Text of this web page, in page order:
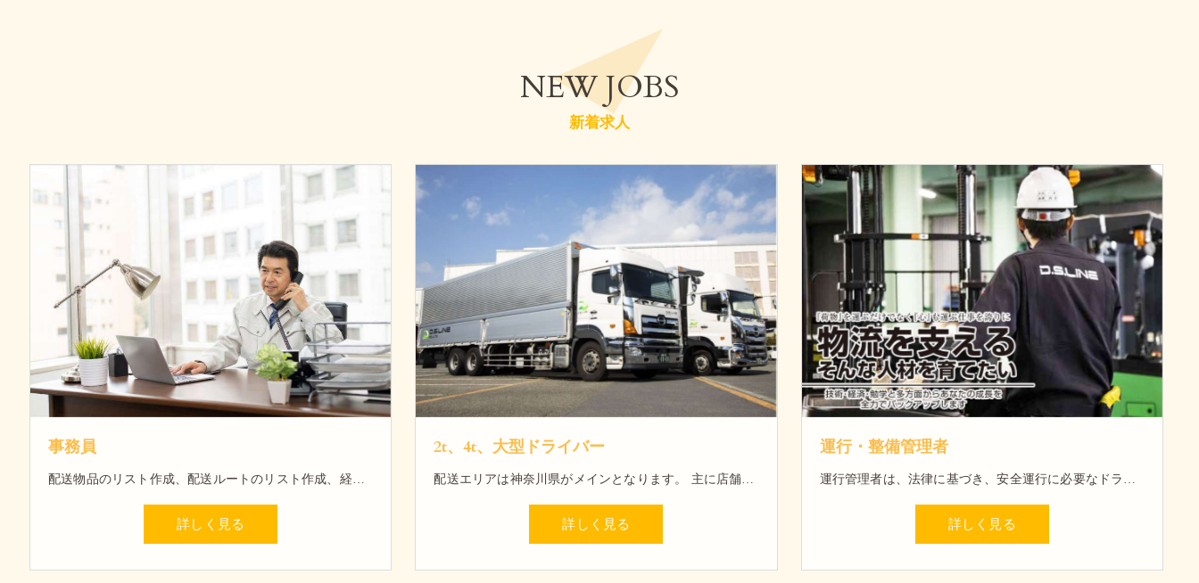
新着求人
NEW JOBS
事務員
配送物品のリスト作成、配送ルートのリスト作成、経理や請求書作成など行います。
詳しく見る
2t、4t、大型ドライバー
配送エリアは神奈川県がメインとなります。 主に店舗や施設や工場など様々な場所に配送を行います。
詳しく見る
運行・整備管理者
運行管理者は、法律に基づき、安全運行に必要なドライバーの勤務時間を設定し、運行管理のための指揮命令系統を行います。 整備管理者は、大型自動車使用者等が自動車の点検及び整備並びに自動車車庫の管理に関する事項を処理させるために一定の要件を整備を行います。
詳しく見る